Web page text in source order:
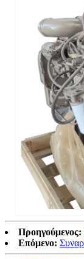
Προηγούμενος:
Επόμενο: